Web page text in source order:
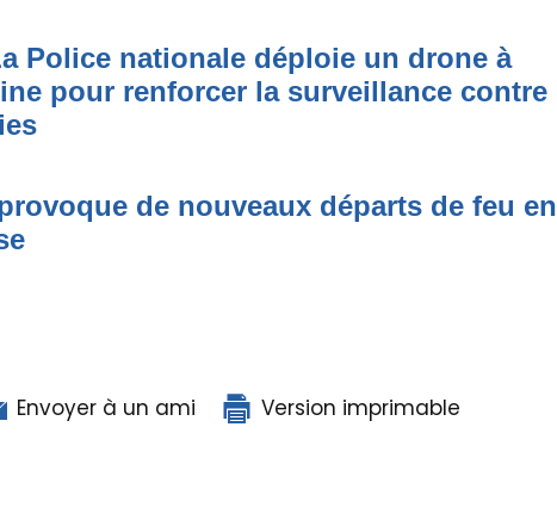
Police nationale déploie un drone à
pour renforcer la surveillance contre
de nouveaux départs de feu en
Envoyer à un ami Version imprimable